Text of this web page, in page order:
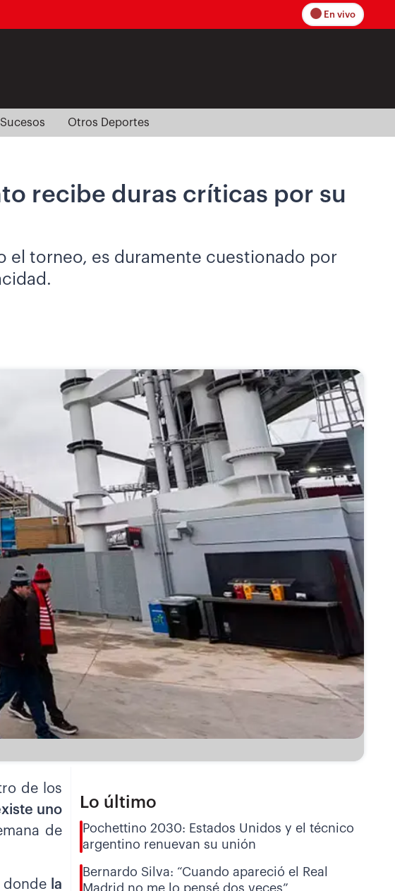
En vivo
Sucesos Otros Deportes
recibe duras críticas por su
el torneo, es duramente cuestionado por
de los
uno
de
donde la
Lo último
Pochettino 2030: Estados Unidos y el técnico
argentino renuevan su unión
Bernardo Silva: “Cuando apareció el Real
Madrid no me lo pensé dos veces”